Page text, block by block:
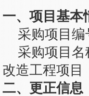
一、项目基本
采购项目编
采购项目名
改造工程项目
二、更正信息